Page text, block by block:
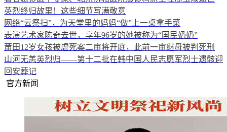
英烈终归故里！这些细节写满敬意
网络“云祭扫”，为天堂里的妈妈“做”上一桌拿手菜
表演艺术家陈奇去世，享年96岁的她被称为“国民奶奶”
莆田12岁女孩被虐死案二审将开庭，此前一审继母被判死刑
山河无恙英烈归——第十二批在韩中国人民志愿军烈士遗骸迎
回安葬记
官方新闻